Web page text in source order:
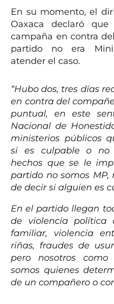
En su momento, el
Oaxaca declaró
campaña en contra
partido no era
atender el caso.
“Hubo dos, tres días
en contra del
puntual, en este
Nacional de
ministerios públicos
si es culpable o no
hechos que se le
partido no somos MP,
de decir si alguien es
En el partido llegan
de violencia política
familiar, violencia
riñas, fraudes de
pero nosotros
somos quienes
de un compañero o